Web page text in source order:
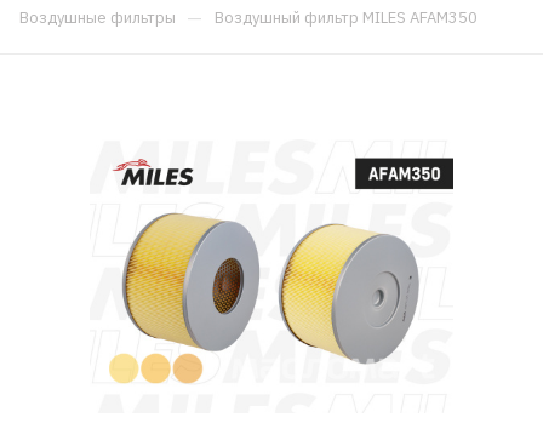
Воздушные фильтры — Воздушный фильтр MILES AFAM350